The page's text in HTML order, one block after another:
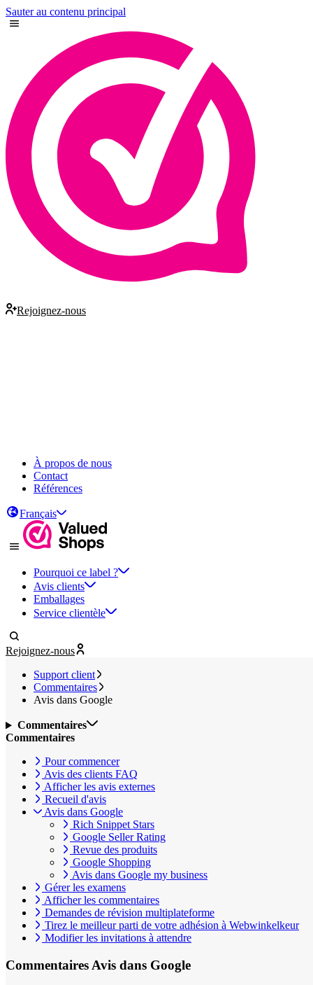
Sauter au contenu principal
Rejoignez-nous
À propos de nous
Contact
Références
Français
Pourquoi ce label ?
Avis clients
Emballages
Service clientèle
Rejoignez-nous
Support client
Commentaires
Avis dans Google
Commentaires
Commentaires
Pour commencer
Avis des clients FAQ
Afficher les avis externes
Recueil d'avis
Avis dans Google
Rich Snippet Stars
Google Seller Rating
Revue des produits
Google Shopping
Avis dans Google my business
Gérer les examens
Afficher les commentaires
Demandes de révision multiplateforme
Tirez le meilleur parti de votre adhésion à Webwinkelkeur
Modifier les invitations à attendre
Commentaires Avis dans Google